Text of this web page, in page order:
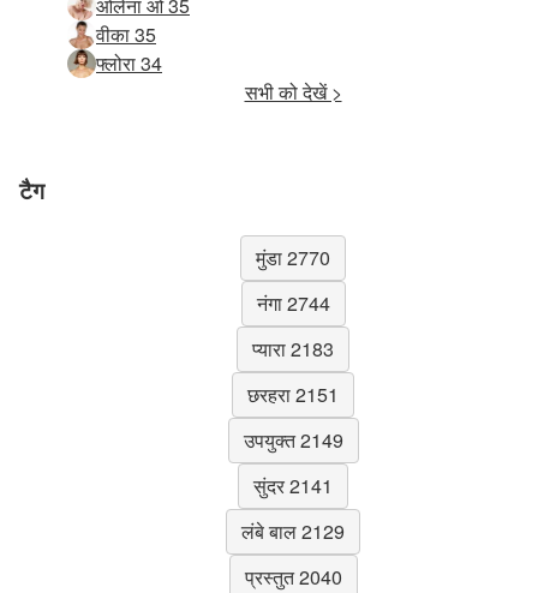
ओलेना ओ 35
वीका 35
फ्लोरा 34
सभी को देखें >
टैग
मुंडा 2770
नंगा 2744
प्यारा 2183
छरहरा 2151
उपयुक्त 2149
सुंदर 2141
लंबे बाल 2129
प्रस्तुत 2040